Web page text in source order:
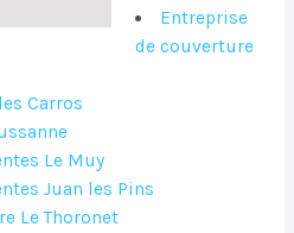
Entreprise
de couverture
Carros
Le Muy
Juan les Pins
Le Thoronet